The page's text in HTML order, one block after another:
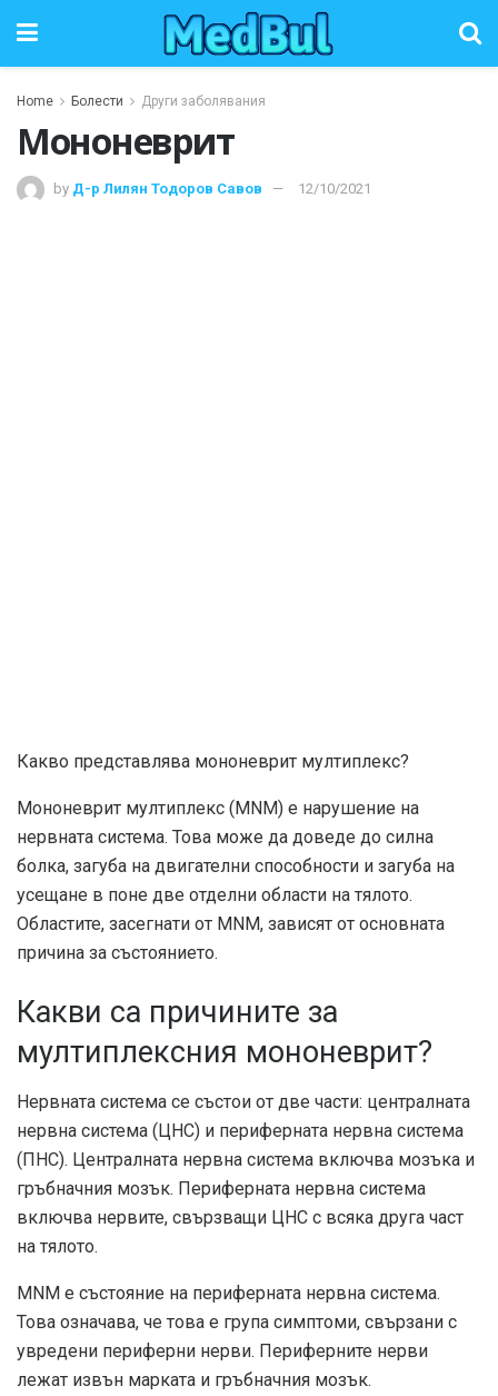
Home Болести Други заболявания
Мононеврит
by Д-р Лилян Тодоров Савов 12/10/2021
Какво представлява мононеврит мултиплекс?
Мононеврит мултиплекс (MNM) е нарушение на
нервната система. Това може да доведе до силна
болка, загуба на двигателни способности и загуба на
усещане в поне две отделни области на тялото.
Областите, засегнати от MNM, зависят от основната
причина за състоянието.
Какви са причините за
мултиплексния мононеврит?
Нервната система се състои от две части: централната
нервна система (ЦНС) и периферната нервна система
(ПНС). Централната нервна система включва мозъка и
гръбначния мозък. Периферната нервна система
включва нервите, свързващи ЦНС с всяка друга част
на тялото.
MNM е състояние на периферната нервна система.
Това означава, че това е група симптоми, свързани с
увредени периферни нерви. Периферните нерви
лежат извън марката и гръбначния мозък.